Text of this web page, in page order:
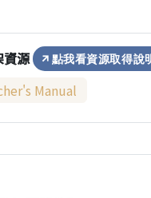
源 點我看資源取得說
Manual